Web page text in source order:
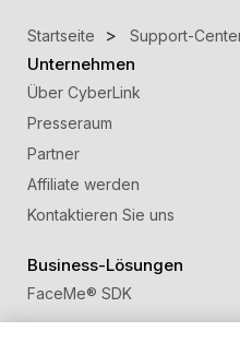
Startseite Support-
Unternehmen
Über CyberLink
Presseraum
Partner
Affiliate werden
Kontaktieren Sie uns
Business-Lösungen
FaceMe® SDK